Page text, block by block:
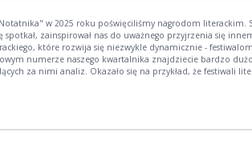
w 2025 roku poświęciliśmy nagrodom literackim.
spotkał, zainspirował nas do uważnego przyjrzenia się
które rozwija się niezwykle dynamicznie -
numerze naszego kwartalnika znajdziecie bardzo
za nimi analiz. Okazało się na przykład, że festiwali
festiwali organizuje się na ścianie wschodniej naszego